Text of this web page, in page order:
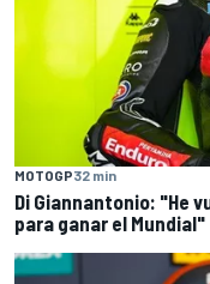
MOTOGP32 min
Di Giannantonio: "He
para ganar el Mundial"